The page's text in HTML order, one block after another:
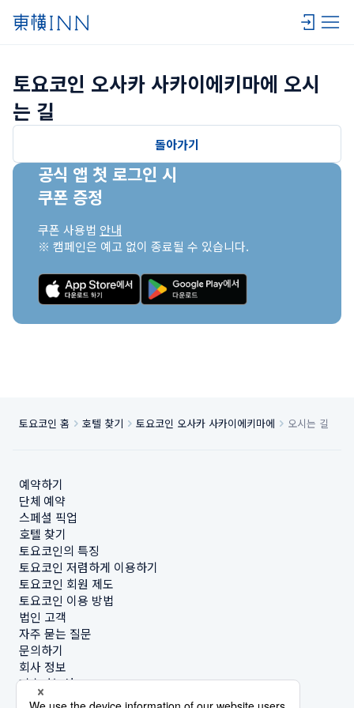
토요코인 오사카 사카이에키마에 오시
는 길
돌아가기
공식 앱 첫 로그인 시
쿠폰 증정
쿠폰 사용법 안내
※ 캠페인은 예고 없이 종료될 수 있습니다.
토요코인 홈 호텔 찾기 토요코인 오사카 사카이에키마에 오시는 길
예약하기
단체 예약
스페셜 픽업
호텔 찾기
토요코인의 특징
토요코인 저렴하게 이용하기
토요코인 회원 제도
토요코인 이용 방법
법인 고객
자주 묻는 질문
문의하기
회사 정보
지속가능성